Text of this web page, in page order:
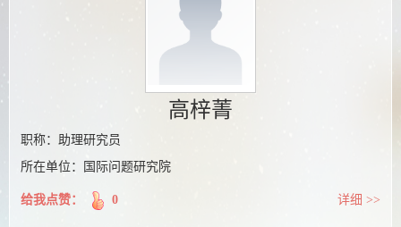
高梓菁
职称：助理研究员
所在单位：国际问题研究院
给我点赞： 0 详细 >>